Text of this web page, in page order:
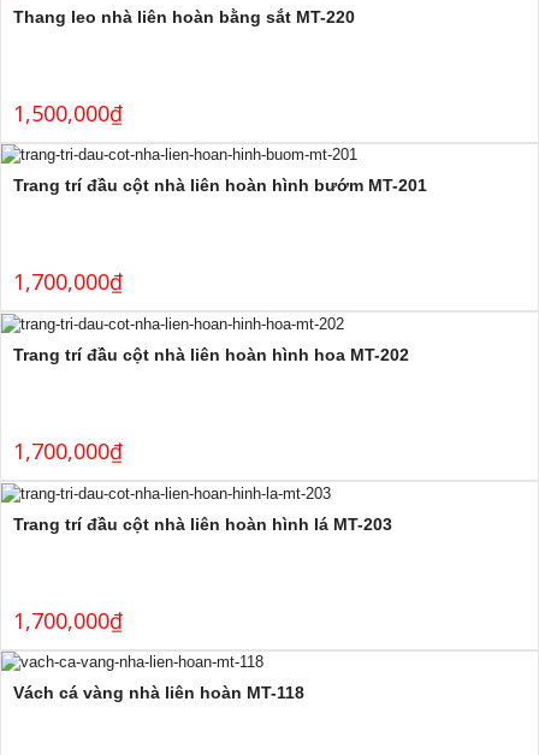
Thang leo nhà liên hoàn bằng sắt MT-220
1,500,000₫
Trang trí đầu cột nhà liên hoàn hình bướm MT-201
1,700,000₫
Trang trí đầu cột nhà liên hoàn hình hoa MT-202
1,700,000₫
Trang trí đầu cột nhà liên hoàn hình lá MT-203
1,700,000₫
Vách cá vàng nhà liên hoàn MT-118